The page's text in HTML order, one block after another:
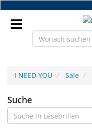
Zum
Hauptinhalt
springen
NEU
I NEED YOU Sale
Lesebrillen
Suche